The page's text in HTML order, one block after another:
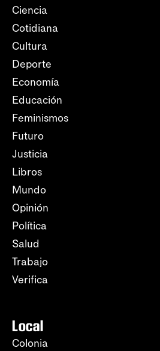
Ciencia
Cotidiana
Cultura
Deporte
Economía
Educación
Feminismos
Futuro
Justicia
Libros
Mundo
Opinión
Política
Salud
Trabajo
Verifica
Local
Colonia